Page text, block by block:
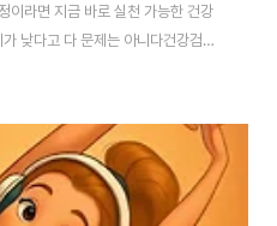
이라면 지금 바로 실천 가능한 건강
낮다고 다 문제는 아니다건강검진
들으면 걱정부터 앞서게 됩니다.
범위’가 있으며, 개인 체질에 따라
니다. 일반적으로 저혈압 기준은 수
이 60mmHg 이하일 때를 말합니
상이 있느냐'입니다. 평소 어지럼증,